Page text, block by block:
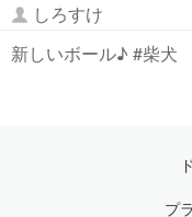
しろすけ
新しいボール♪ #柴
プ